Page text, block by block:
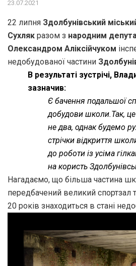
23.07.2021
22 липня Здолбунівський
Сухляк разом з народним
Олександром Аліксійчуком
недобудованої частини
В результаті зустрічі,
зазначив:
Є бачення подальшої
добудови школи.Так, це
не два, однак будемо
стрічки відкриття
до роботи із усіма
на користь
Нагадаємо, що більша частина
передбачений великий спортзал
20 років знаходиться в стані